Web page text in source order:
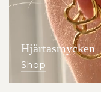
Hjärtasmycken
Shop